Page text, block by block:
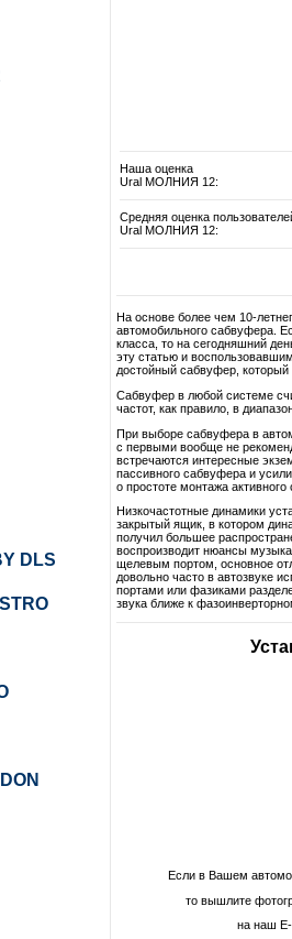
DLS
Наша оценка
Ural МОЛНИЯ 12:
Средняя оценка
Ural МОЛНИЯ 12:
На основе более чем 10-
автомобильного сабвуфера.
класса, то на сегодняшний
эту статью и
достойный сабвуфер, который
Сабвуфер в любой системе
частот, как правило, в
При выборе сабвуфера в
с первыми вообще не
встречаются интересные
пассивного сабвуфера и
о простоте монтажа
Низкочастотные динамики
закрытый ящик, в котором
получил большее
воспроизводит нюансы
щелевым портом, основное
довольно часто в автозвуке
портами или фазиками
звука ближе к
Если в Вашем
то вышлите
на наш